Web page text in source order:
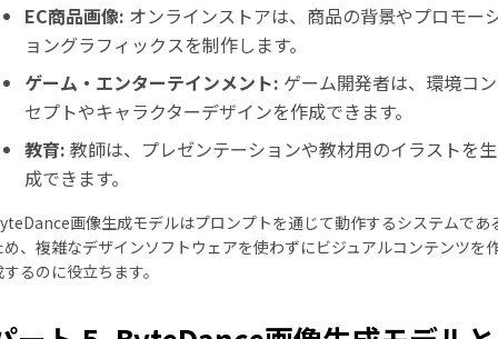
EC商品画像: オンラインストアは、商品の背景やプロモー
ョングラフィックスを制作します。
ゲーム・エンターテインメント: ゲーム開発者は、環境コン
セプトやキャラクターデザインを作成できます。
教育: 教師は、プレゼンテーションや教材用のイラストを生
成できます。
画像生成モデルはプロンプトを通じて動作するシステムであ
め、複雑なデザインソフトウェアを使わずにビジュアルコンテンツを
るのに役立ちます。